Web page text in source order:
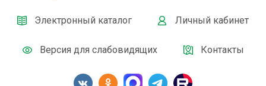
Электронный каталог Личный кабинет
Версия для слабовидящих Контакты